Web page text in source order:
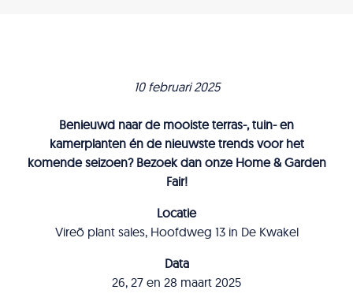
10 februari 2025
Benieuwd naar de mooiste terras-, tuin- en
kamerplanten én de nieuwste trends voor het
komende seizoen? Bezoek dan onze Home & Garden
Fair!
Locatie
Vireõ plant sales, Hoofdweg 13 in De Kwakel
Data
26, 27 en 28 maart 2025